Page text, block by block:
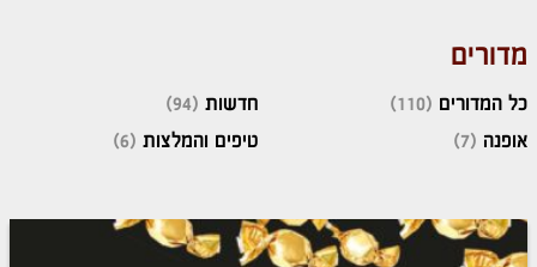
מדורים
כל המדורים (110)
אופנה (7)
חדשות (94)
טיפים והמלצות (6)